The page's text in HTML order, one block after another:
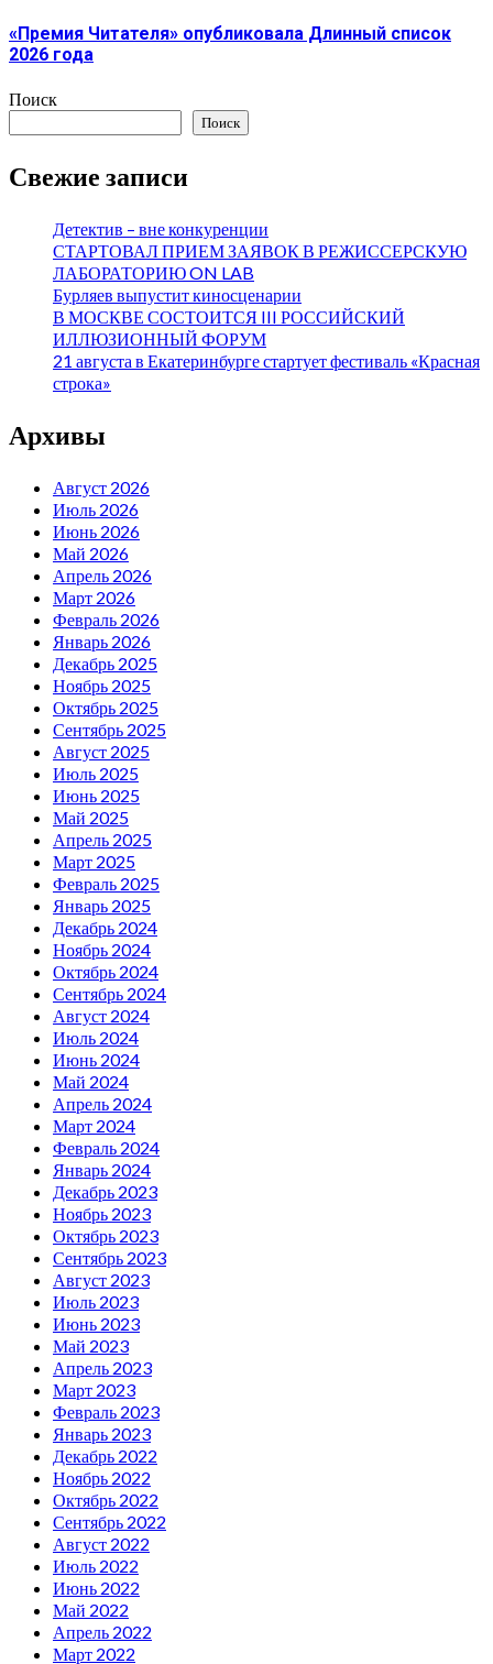
«Премия Читателя» опубликовала Длинный список
2026 года
Поиск
Поиск
Свежие записи
Детектив – вне конкуренции
СТАРТОВАЛ ПРИЕМ ЗАЯВОК В РЕЖИССЕРСКУЮ
ЛАБОРАТОРИЮ ON LAB
Бурляев выпустит киносценарии
В МОСКВЕ СОСТОИТСЯ III РОССИЙСКИЙ
ИЛЛЮЗИОННЫЙ ФОРУМ
21 августа в Екатеринбурге стартует фестиваль «Красная
строка»
Архивы
Август 2026
Июль 2026
Июнь 2026
Май 2026
Апрель 2026
Март 2026
Февраль 2026
Январь 2026
Декабрь 2025
Ноябрь 2025
Октябрь 2025
Сентябрь 2025
Август 2025
Июль 2025
Июнь 2025
Май 2025
Апрель 2025
Март 2025
Февраль 2025
Январь 2025
Декабрь 2024
Ноябрь 2024
Октябрь 2024
Сентябрь 2024
Август 2024
Июль 2024
Июнь 2024
Май 2024
Апрель 2024
Март 2024
Февраль 2024
Январь 2024
Декабрь 2023
Ноябрь 2023
Октябрь 2023
Сентябрь 2023
Август 2023
Июль 2023
Июнь 2023
Май 2023
Апрель 2023
Март 2023
Февраль 2023
Январь 2023
Декабрь 2022
Ноябрь 2022
Октябрь 2022
Сентябрь 2022
Август 2022
Июль 2022
Июнь 2022
Май 2022
Апрель 2022
Март 2022